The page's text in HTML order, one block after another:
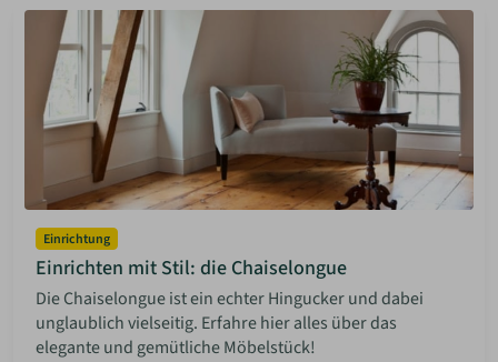
Autarkie
Bauen Diy
Community
Einrichtung
Grundstücke
Haus & Garten
Inspiration
Mieten & Vermieten
Minimalismus
Rechtliches
Solaranlagen
Sparen
Einrichtung
Einrichten mit Stil: die Chaiselongue
Die Chaiselongue ist ein echter Hingucker und dabei
unglaublich vielseitig. Erfahre hier alles über das
elegante und gemütliche Möbelstück!